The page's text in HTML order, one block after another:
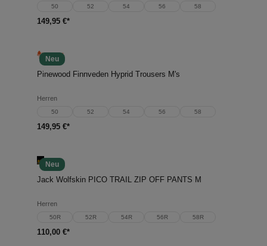
50 52 54 56 58
149,95 €*
Neu
Pinewood Finnveden Hyprid Trousers M's
Herren
50 52 54 56 58
149,95 €*
Neu
Jack Wolfskin PICO TRAIL ZIP OFF PANTS M
Herren
50R 52R 54R 56R 58R
110,00 €*